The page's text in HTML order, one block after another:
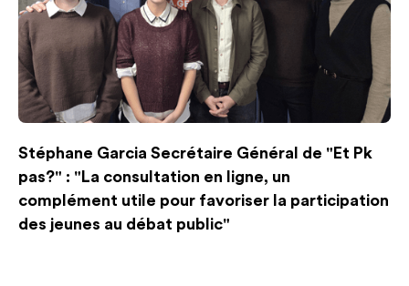
Stéphane Garcia Secrétaire Général de "Et Pk
pas?" : "La consultation en ligne, un
complément utile pour favoriser la participation
des jeunes au débat public"